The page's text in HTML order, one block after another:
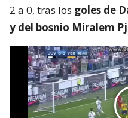
2 a 0, tras los goles de
y del bosnio Miralem